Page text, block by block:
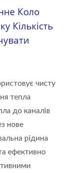
Коло
Кількість
чисту
тепла
до каналів
нове
рідина
ефективно